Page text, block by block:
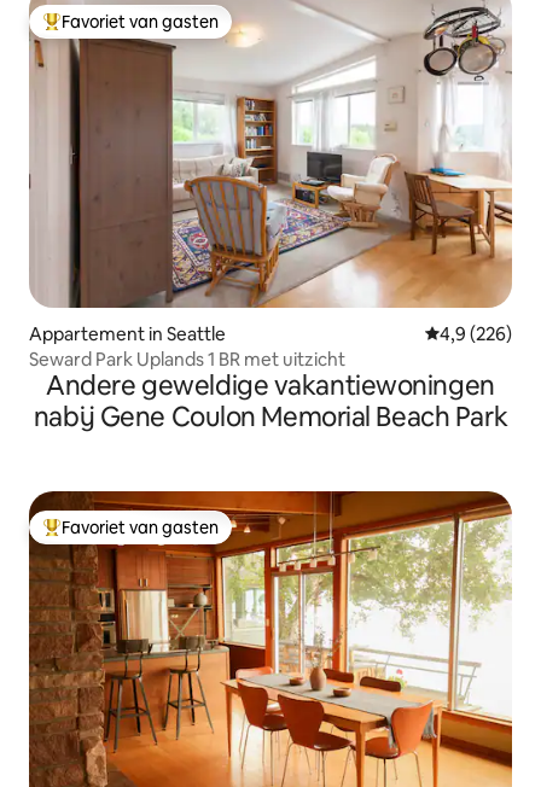
Topfavoriet van gasten
Favoriet van gasten
Appartement in Seattle Gemiddelde
4,9 (226)
Seward Park Uplands 1 BR met uitzicht
Andere geweldige vakantiewoningen
nabij Gene Coulon Memorial Beach Park
Topfavoriet van gasten
Favoriet van gasten